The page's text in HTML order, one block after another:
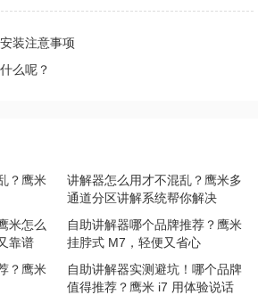
装注意事项
么呢？
？鹰米
讲解器怎么用才不混乱？鹰米多
通道分区讲解系统帮你解决
米怎么
靠谱
自助讲解器哪个品牌推荐？鹰米
挂脖式 M7，轻便又省心
？鹰米
自助讲解器实测避坑！哪个品牌
值得推荐？鹰米 i7 用体验说话